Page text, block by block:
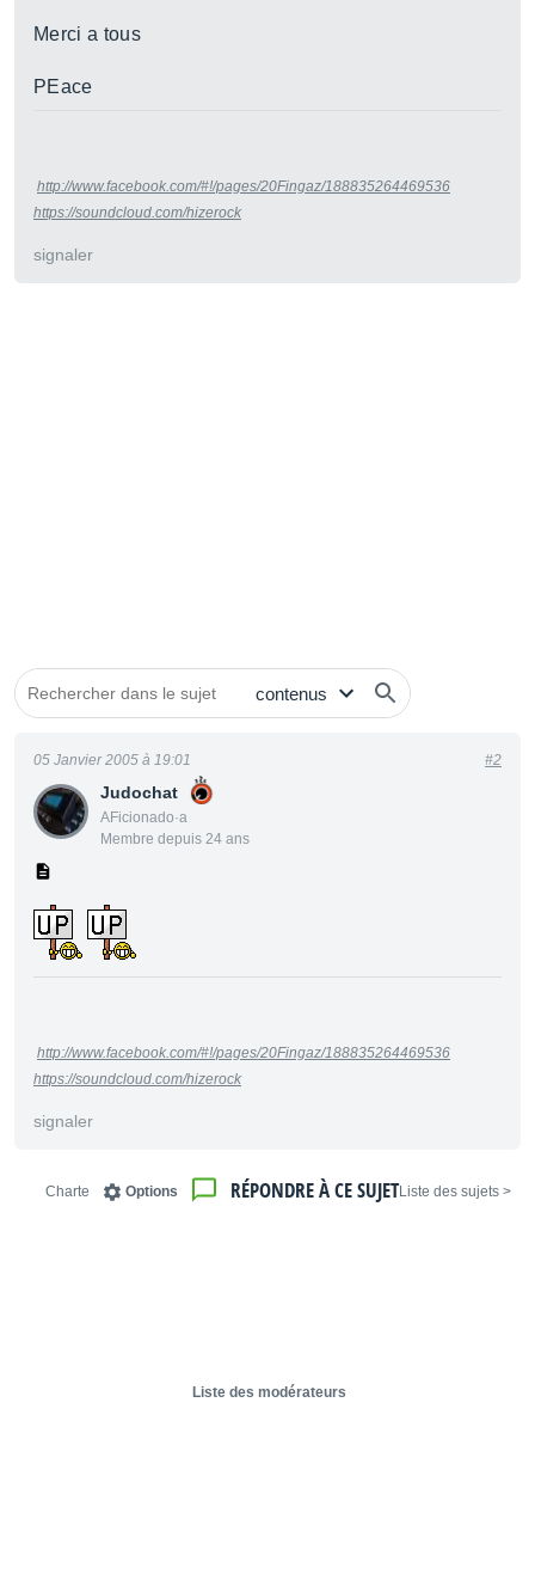
Merci a tous
PEace
http://www.facebook.com/#!/pages/20Fingaz/188835264469536
https://soundcloud.com/hizerock
signaler
Judochat
AFicionado·a
Membre depuis 24 ans
05 Janvier 2005 à 19:01 #2
http://www.facebook.com/#!/pages/20Fingaz/188835264469536
https://soundcloud.com/hizerock
signaler
< Liste des sujets
RÉPONDRE À CE SUJET
Options
Charte
Liste des modérateurs